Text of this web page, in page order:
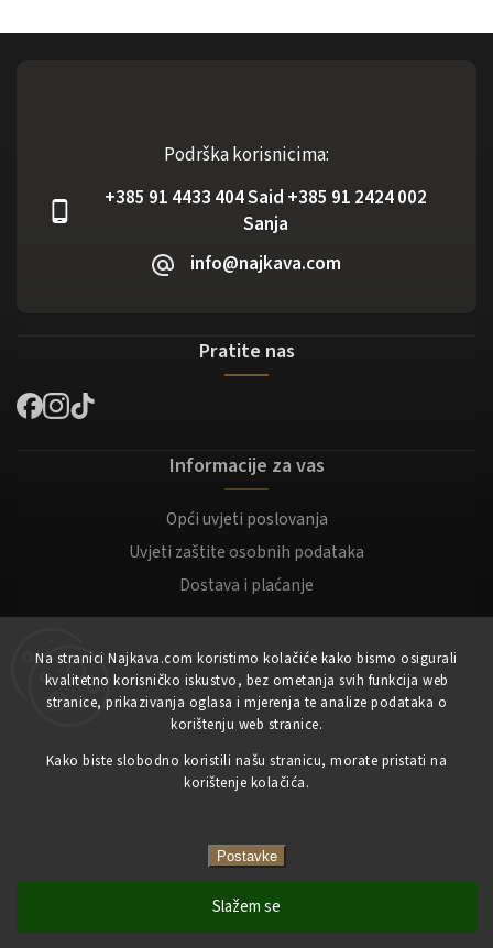
Na stranici Najkava.com koristimo kolačiće kako bismo osigurali
kvalitetno korisničko iskustvo, bez ometanja svih funkcija web
stranice, prikazivanja oglasa i mjerenja te analize podataka o
korištenju web stranice.
Kako biste slobodno koristili našu stranicu, morate pristati na
korištenje kolačića.
Postavke
Slažem se
Podrška korisnicima:
+385 91 4433 404 Said +385 91 2424 002
Sanja
info@najkava.com
Pratite nas
Informacije za vas
Opći uvjeti poslovanja
Uvjeti zaštite osobnih podataka
Dostava i plaćanje
Moj račun
Registracija
Prijaviti se
Copyright 2023NajKava.com